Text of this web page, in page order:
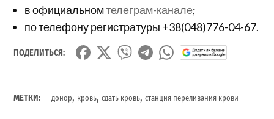
в официальномтелеграм-канале;
по телефону регистратуры +38(048)776-04-67.
ПОДЕЛИТЬСЯ:
МЕТКИ: донор, кровь,сдать кровь,станция переливания крови